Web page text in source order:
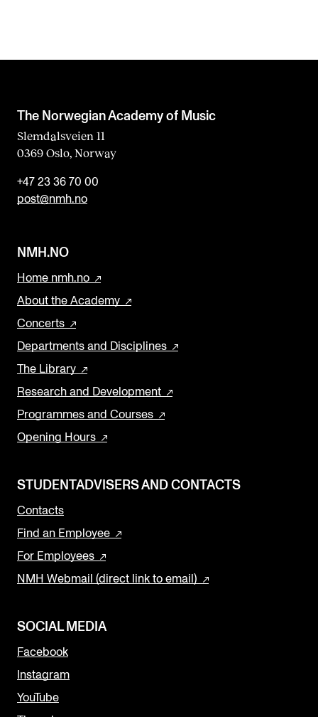
The Norwegian Academy of Music
Slemdalsveien 11
0369 Oslo, Norway
+47 23 36 70 00
post@nmh.no
NMH.NO
Home nmh.no
About the Academy
Concerts
Departments and Disciplines
The Library
Research and Development
Programmes and Courses
Opening Hours
STUDENTADVISERS AND CONTACTS
Contacts
Find an Employee
For Employees
NMH Webmail (direct link to email)
SOCIAL MEDIA
Facebook
Instagram
YouTube